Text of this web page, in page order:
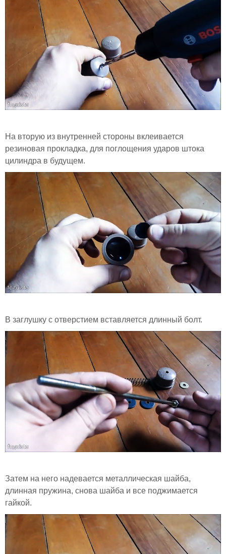
На вторую из внутренней стороны вклеивается
резиновая прокладка, для поглощения ударов штока
цилиндра в будущем.
В заглушку с отверстием вставляется длинный болт.
Затем на него надевается металлическая шайба,
длинная пружина, снова шайба и все поджимается
гайкой.